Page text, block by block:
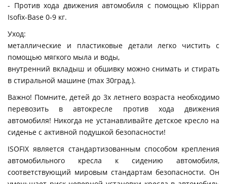
- Против хода движения автомобиля с помощью Klippan
Isofix-Base 0-9 кг.
Уход:
металлические и пластиковые детали легко чистить с
помощью мягкого мыла и воды,
внутренний вкладыш и обшивку можно снимать и стирать
в стиральной машине (max 30град.).
Важно! Помните, детей до 3х летнего возраста необходимо
перевозить в автокресле против хода движения
автомобиля! Никогда не устанавливайте детское кресло на
сиденье с активной подушкой безопасности!
ISOFIX является стандартизованным способом крепления
автомобильного кресла к сидению автомобиля,
соответствующий мировым стандартам безопасности. Он